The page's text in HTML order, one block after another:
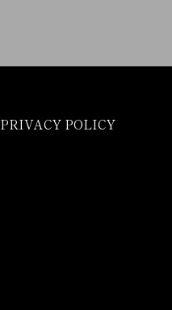
PRIVACY POLICY